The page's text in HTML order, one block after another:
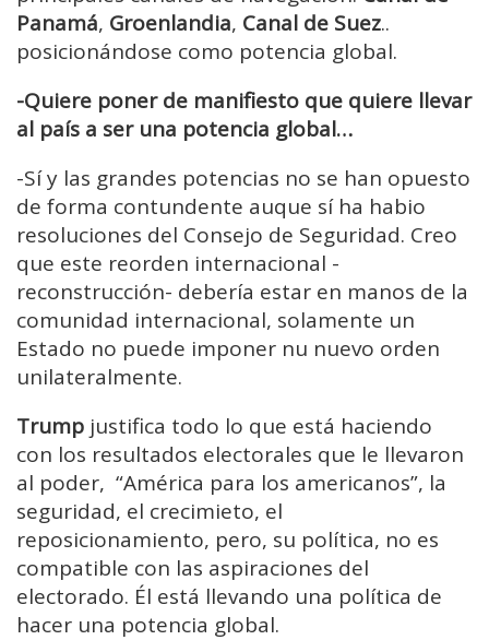
Panamá, Groenlandia, Canal de Suez..
posicionándose como potencia global.
-Quiere poner de manifiesto que quiere llevar
al país a ser una potencia global…
-Sí y las grandes potencias no se han opuesto
de forma contundente auque sí ha habio
resoluciones del Consejo de Seguridad. Creo
que este reorden internacional -
reconstrucción- debería estar en manos de la
comunidad internacional, solamente un
Estado no puede imponer nu nuevo orden
unilateralmente.
Trump justifica todo lo que está haciendo
con los resultados electorales que le llevaron
al poder, “América para los americanos”, la
seguridad, el crecimieto, el
reposicionamiento, pero, su política, no es
compatible con las aspiraciones del
electorado. Él está llevando una política de
hacer una potencia global.